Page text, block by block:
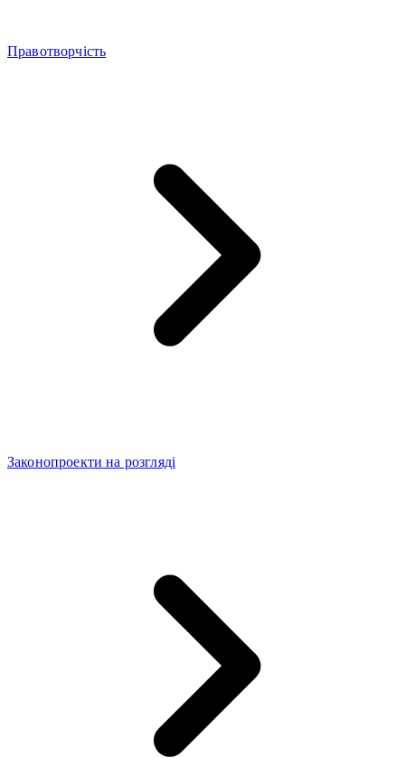
Правотворчість
Законопроекти на розгляді